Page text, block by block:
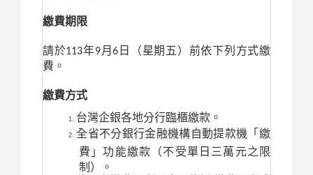
繳費期限
請於113年9月6日（星期五）前依下列方式繳
費。
繳費方式
台灣企銀各地分行臨櫃繳款。
全省不分銀行金融機構自動提款機「繳
費」功能繳款（不受單日三萬元之限
制）。